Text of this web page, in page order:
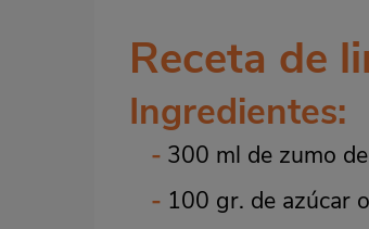
Receta de
Ingredientes:
- 300 ml de zumo
- 100 gr. de azúcar